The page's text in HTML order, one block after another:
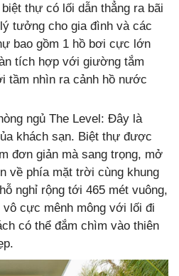
thự có lối dẫn thẳng ra bãi
tưởng cho gia đình và các
bao gồm 1 hồ bơi cực lớn
tích hợp với giường tắm
tầm nhìn ra cảnh hồ nước
ngủ The Level: Đây là
khách sạn. Biệt thự được
đơn giản mà sang trọng, mở
về phía mặt trời cùng khung
nghỉ rộng tới 465 mét vuông,
cực mênh mông với lối đi
có thể đắm chìm vào thiên